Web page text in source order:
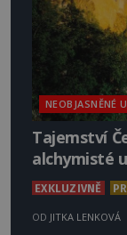
NEOBJASNĚNÉ
Tajemství
alchymisté
EXKLUZIVNĚ
OD JITKA LENKOVÁ